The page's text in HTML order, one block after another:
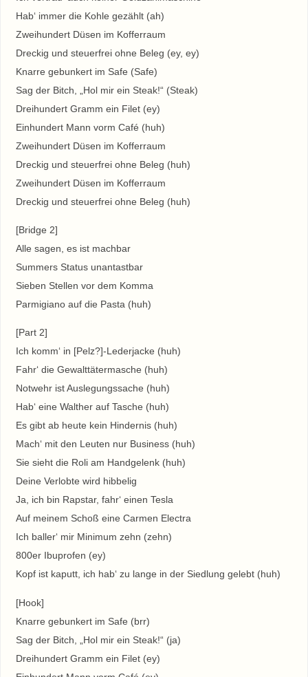
Hab‘ immer die Kohle gezählt (ah)
Zweihundert Düsen im Kofferraum
Dreckig und steuerfrei ohne Beleg (ey, ey)
Knarre gebunkert im Safe (Safe)
Sag der Bitch, „Hol mir ein Steak!“ (Steak)
Dreihundert Gramm ein Filet (ey)
Einhundert Mann vorm Café (huh)
Zweihundert Düsen im Kofferraum
Dreckig und steuerfrei ohne Beleg (huh)
Zweihundert Düsen im Kofferraum
Dreckig und steuerfrei ohne Beleg (huh)
[Bridge 2]
Alle sagen, es ist machbar
Summers Status unantastbar
Sieben Stellen vor dem Komma
Parmigiano auf die Pasta (huh)
[Part 2]
Ich komm‘ in [Pelz?]-Lederjacke (huh)
Fahr‘ die Gewalttätermasche (huh)
Notwehr ist Auslegungssache (huh)
Hab‘ eine Walther auf Tasche (huh)
Es gibt ab heute kein Hindernis (huh)
Mach‘ mit den Leuten nur Business (huh)
Sie sieht die Roli am Handgelenk (huh)
Deine Verlobte wird hibbelig
Ja, ich bin Rapstar, fahr‘ einen Tesla
Auf meinem Schoß eine Carmen Electra
Ich baller‘ mir Minimum zehn (zehn)
800er Ibuprofen (ey)
Kopf ist kaputt, ich hab‘ zu lange in der Siedlung gelebt (huh)
[Hook]
Knarre gebunkert im Safe (brr)
Sag der Bitch, „Hol mir ein Steak!“ (ja)
Dreihundert Gramm ein Filet (ey)